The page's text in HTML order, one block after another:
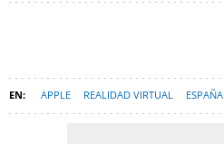
APPLE REALIDAD VIRTUAL ESPAÑA